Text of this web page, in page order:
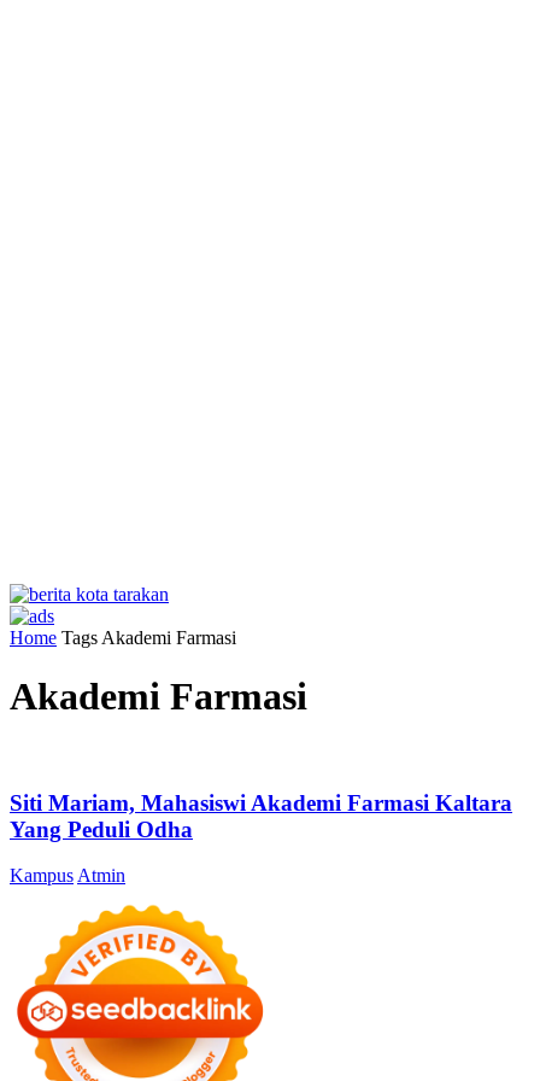
Home Tags Akademi Farmasi
Akademi Farmasi
Siti Mariam, Mahasiswi Akademi Farmasi Kaltara
Yang Peduli Odha
Kampus Atmin